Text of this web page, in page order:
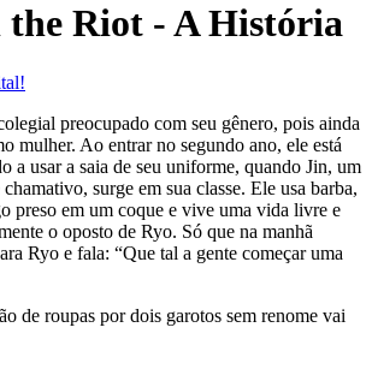
the Riot - A História
preocupado com seu gênero, pois ainda
mulher. Ao entrar no segundo ano, ele está
a usar a saia de seu uniforme, quando Jin, um
surge em sua classe. Ele usa barba,
preso em um coque e vive uma vida livre e
o oposto de Ryo. Só que na manhã
Ryo e fala: “Que tal a gente começar uma
de roupas por dois garotos sem renome vai